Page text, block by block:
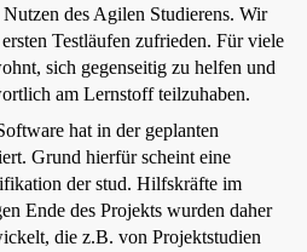
des Agilen Studierens. Wir
Testläufen zufrieden. Für viele
sich gegenseitig zu helfen und
am Lernstoff teilzuhaben.
hat in der geplanten
Grund hierfür scheint eine
der stud. Hilfskräfte im
Ende des Projekts wurden daher
die z.B. von Projektstudien